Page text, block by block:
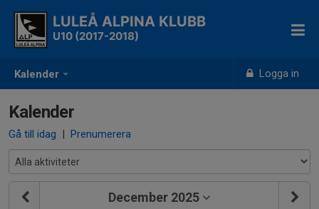
Kalender Logga in
LULEÅ ALPINA KLUBB
U10 (2017-2018)
Kalender
Gå till idag | Prenumerera
December 2025